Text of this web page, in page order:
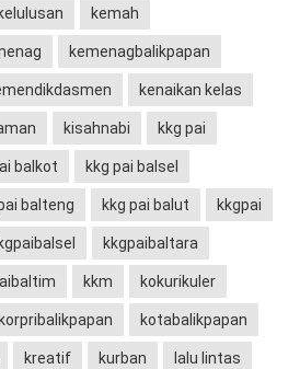
kelulusan kemah
kemenagbalikpapan
kenaikan kelas
kisahnabi kkg pai
balkot kkg pai balsel
balteng kkg pai balut kkgpai
kkgpaibaltara
kkm kokurikuler
korpribalikpapan kotabalikpapan
kreatif kurban lalu lintas